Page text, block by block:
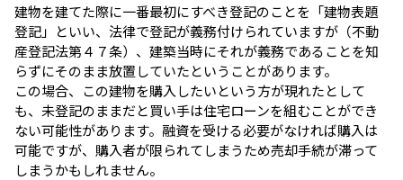
建物を建てた際に一番最初にすべき登記のことを「建物表題
登記」といい、法律で登記が義務付けられていますが（不動
産登記法第４７条）、建築当時にそれが義務であることを知
らずにそのまま放置していたということがあります。
この場合、この建物を購入したいという方が現れたとして
も、未登記のままだと買い手は住宅ローンを組むことができ
ない可能性があります。融資を受ける必要がなければ購入は
可能ですが、購入者が限られてしまうため売却手続が滞って
しまうかもしれません。